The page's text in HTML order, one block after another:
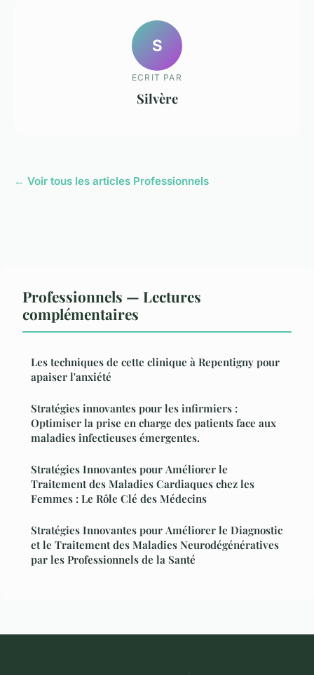
S
ECRIT PAR
Silvère
← Voir tous les articles Professionnels
Professionnels — Lectures
complémentaires
Les techniques de cette clinique à Repentigny pour
apaiser l'anxiété
Stratégies innovantes pour les infirmiers :
Optimiser la prise en charge des patients face aux
maladies infectieuses émergentes.
Stratégies Innovantes pour Améliorer le
Traitement des Maladies Cardiaques chez les
Femmes : Le Rôle Clé des Médecins
Stratégies Innovantes pour Améliorer le Diagnostic
et le Traitement des Maladies Neurodégénératives
par les Professionnels de la Santé